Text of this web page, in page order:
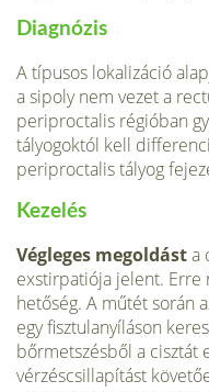
Diagnózis
A típusos lokalizáció
a sipoly nem vezet a
periproctalis régióban
tályogoktól kell
periproctalis tályog
Kezelés
Végleges megoldásta
exstirpatiója jelent.
hetőség. A műtét során
egy fisztulanyíláson
bőrmetszésből a cisztát
vérzéscsillapítást